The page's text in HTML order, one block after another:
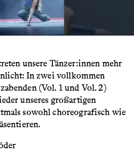
unsere Tänzer:innen mehr
In zwei vollkommen
(Vol. 1 und Vol. 2)
unseres großartigen
sowohl choreografisch wie